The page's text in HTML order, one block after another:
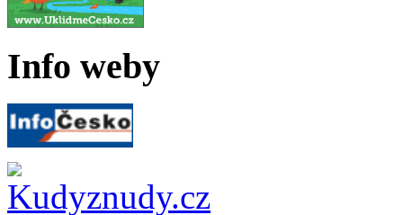
Info weby